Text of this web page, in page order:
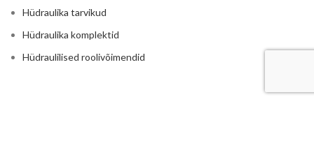
Hüdraulika tarvikud
Hüdraulika komplektid
Hüdraulilised roolivõimendid